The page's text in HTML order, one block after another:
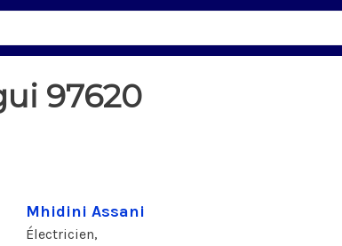
97620
Mhidini Assani
Électricien,